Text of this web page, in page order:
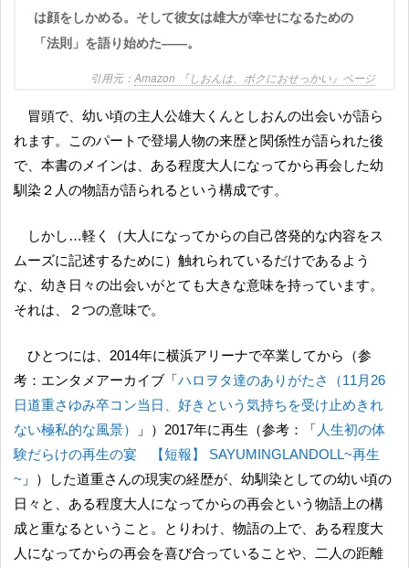
は顔をしかめる。そして彼女は雄大が幸せになるための
「法則」を語り始めた――。
Amazon 『しおんは、ボクにおせっかい』ページ
冒頭で、幼い頃の主人公雄大くんとしおんの出会いが語ら
れます。このパートで登場人物の来歴と関係性が語られた後
で、本書のメインは、ある程度大人になってから再会した幼
馴染２人の物語が語られるという構成です。
しかし…軽く（大人になってからの自己啓発的な内容をス
ムーズに記述するために）触れられているだけであるよう
な、幼き日々の出会いがとても大きな意味を持っています。
それは、２つの意味で。
ひとつには、2014年に横浜アリーナで卒業してから（参
考：エンタメアーカイブ「ハロヲタ達のありがたさ（11月26
日道重さゆみ卒コン当日、好きという気持ちを受け止めきれ
ない極私的な風景）
」）2017年に再生（参考：「 人生初の体
験だらけの再生の宴 【短報】 SAYUMINGLANDOLL~再生
~ 」）した道重さんの現実の経歴が、幼馴染としての幼い頃の
日々と、ある程度大人になってからの再会という物語上の構
成と重なるということ。とりわけ、物語の上で、ある程度大
人になってからの再会を喜び合っていることや、二人の距離